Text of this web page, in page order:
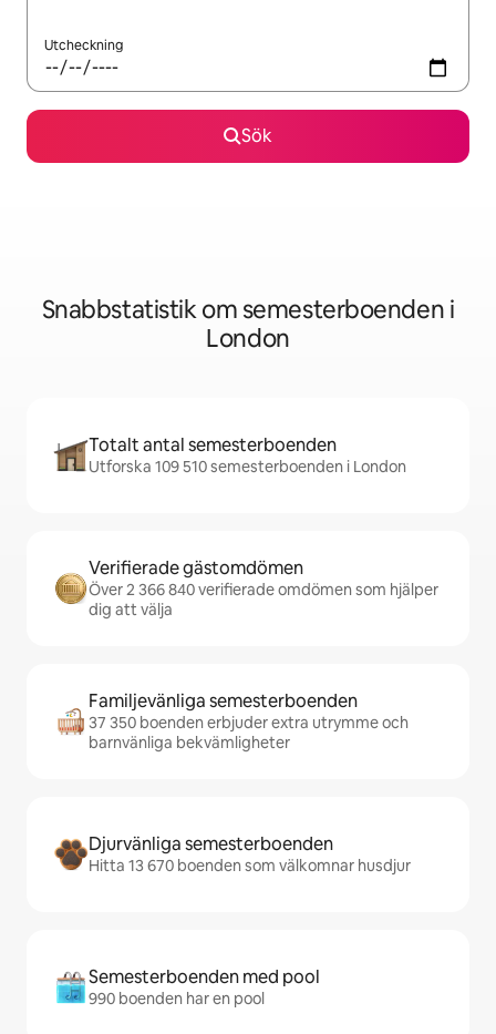
Utcheckning
Sök
Snabbstatistik om semesterboenden i
London
Totalt antal semesterboenden
Utforska 109 510 semesterboenden i London
Verifierade gästomdömen
Över 2 366 840 verifierade omdömen som hjälper
dig att välja
Familjevänliga semesterboenden
37 350 boenden erbjuder extra utrymme och
barnvänliga bekvämligheter
Djurvänliga semesterboenden
Hitta 13 670 boenden som välkomnar husdjur
Semesterboenden med pool
990 boenden har en pool